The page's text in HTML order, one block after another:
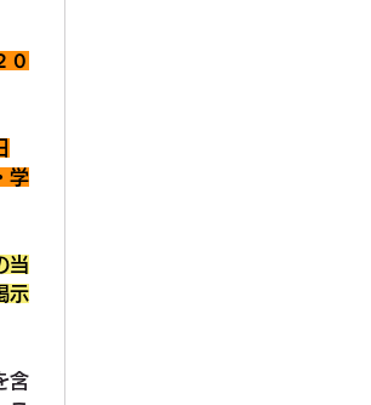
０
学
当
示
含